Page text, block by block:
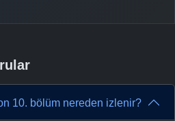
10. bölüm nereden izlenir?